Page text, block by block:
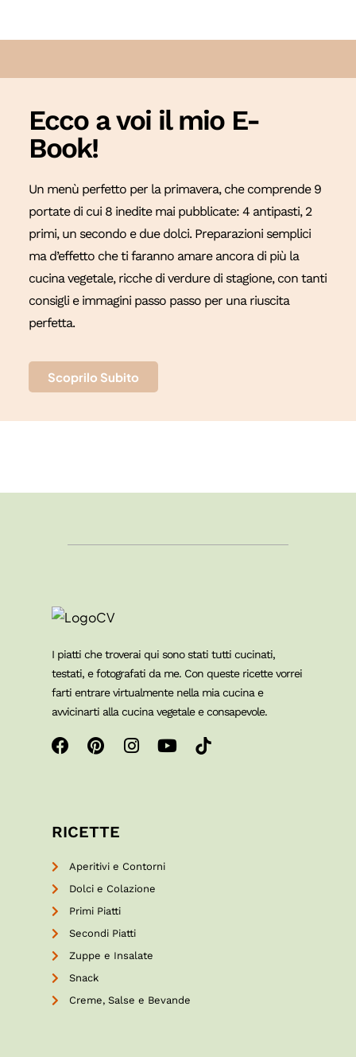
Ecco a voi il mio E-
Book!
Un menù perfetto per la primavera, che comprende 9
portate di cui 8 inedite mai pubblicate: 4 antipasti, 2
primi, un secondo e due dolci. Preparazioni semplici
ma d’effetto che ti faranno amare ancora di più la
cucina vegetale, ricche di verdure di stagione, con tanti
consigli e immagini passo passo per una riuscita
perfetta.
Scoprilo Subito
I piatti che troverai qui sono stati tutti cucinati,
testati, e fotografati da me. Con queste ricette vorrei
farti entrare virtualmente nella mia cucina e
avvicinarti alla cucina vegetale e consapevole.
RICETTE
Aperitivi e Contorni
Dolci e Colazione
Primi Piatti
Secondi Piatti
Zuppe e Insalate
Snack
Creme, Salse e Bevande